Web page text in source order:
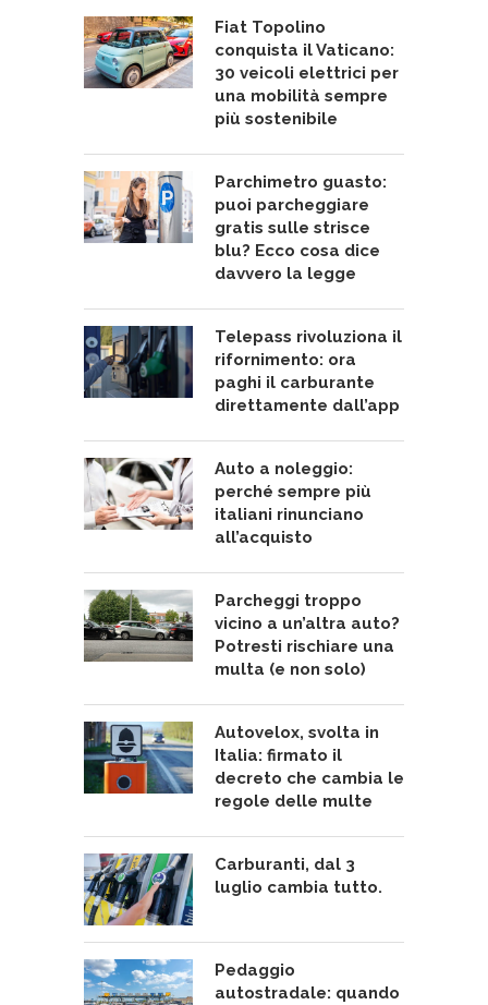
Fiat Topolino
conquista il Vaticano:
30 veicoli elettrici per
una mobilità sempre
più sostenibile
Parchimetro guasto:
puoi parcheggiare
gratis sulle strisce
blu? Ecco cosa dice
davvero la legge
Telepass rivoluziona il
rifornimento: ora
paghi il carburante
direttamente dall’app
Auto a noleggio:
perché sempre più
italiani rinunciano
all’acquisto
Parcheggi troppo
vicino a un’altra auto?
Potresti rischiare una
multa (e non solo)
Autovelox, svolta in
Italia: firmato il
decreto che cambia le
regole delle multe
Carburanti, dal 3
luglio cambia tutto.
Pedaggio
autostradale: quando